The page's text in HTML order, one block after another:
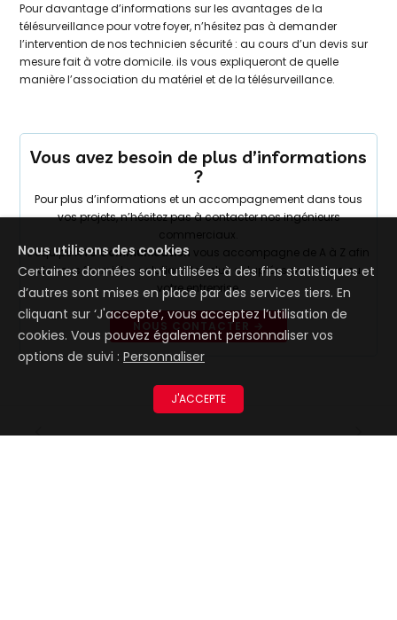
Pour davantage d’informations sur les avantages de la
télésurveillance pour votre foyer, n’hésitez pas à demander
l’intervention de nos technicien sécurité : au cours d’un devis sur
mesure fait à votre domicile. ils vous expliqueront de quelle
manière l’association du matériel et de la télésurveillance.
Vous avez besoin de plus d’informations
?
Pour plus d’informations et un accompagnement dans tous
vos projets, n’hésitez pas à contacter nos ingénieurs
commerciaux.
L’équipeATS Communication vous accompagne de A à Z afin
de vous fournir les solutions les plus adaptées pour vous ou
votre entreprise.
NOUS CONTACTER →
Nous utilisons des cookies
Certaines données sont utilisées à des fins statistiques et
d’autres sont mises en place par des services tiers. En
cliquant sur ‘J'accepte‘, vous acceptez l’utilisation de
cookies. Vous pouvez également personnaliser vos
options de suivi : Personnaliser
J'ACCEPTE